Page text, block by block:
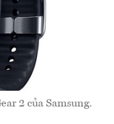
2 của Samsung.